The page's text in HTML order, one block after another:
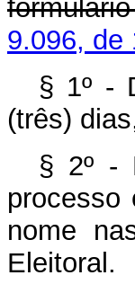
9.096, de
§ 1º -
(três)
§ 2º -
processo
nome
Eleitoral.